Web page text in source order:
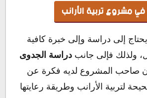
مشروع تربية الأرانب
إلى دراسة وإلى خبرة كافية
ولذلك فإلى جانب دراسة الجدوى
صاحب المشروع لديه فكرة عن
لتربية الأرانب وطريقة رعايتها